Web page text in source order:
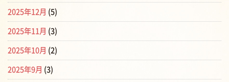
2025年12月 (5)
2025年11月 (3)
2025年10月 (2)
2025年9月 (3)